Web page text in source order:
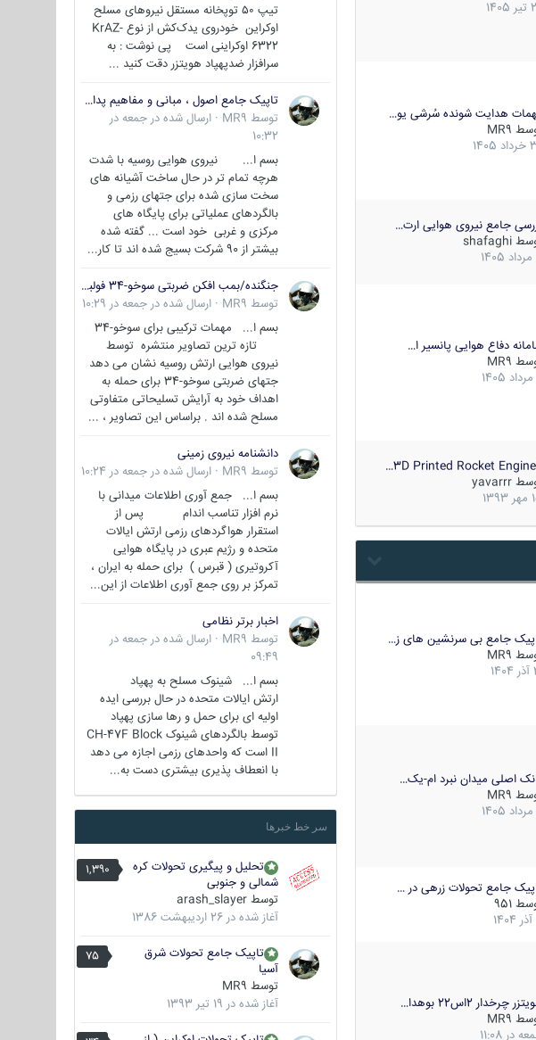
هدایت شونده سُرشی یو…
MR9
جامع نیروی هوایی ارت…
shafaghi
دفاع هوایی پانسیر ا…
MR9
3D Printed Rocket Engine
yavarrr
جامع بی سرنشین های ز…
MR9
اصلی میدان نبرد ام-یک…
MR9
جامع تحولات زرهی در …
951
چرخدار 2اس22 بوهدا…
MR9
در 11:08
تیپ ۵۰ توپخانه مستقل نیروهای مسلح
اوکراین خودروی یدک‌کش از نوع KrAZ-
6322 اوکراینی است پی نوشت : به
سرافزار ضدپهپاد هویتزر دقت کنید ...
تاپیک جامع اصول ، مبانی و مفاهیم پدافند غیر عامل
توسط MR9
· ارسال شده در جمعه در
10:32
بسم ا... نیروی هوایی روسیه با شدت
هرچه تمام تر در حال ساخت آشیانه های
سخت سازی شده برای جتهای رزمی و
بالگردهای عملیاتی برای پایگاه های
مرکزی و غربی خود است ... گفته شده
بیشتر از 90 شرکت بسیج شده اند تا کار...
جنگنده/بمب افکن ضربتی سوخو-34 فولبک ( Sukhoi Su-34/Fullback)
توسط MR9
· ارسال شده در جمعه در 10:29
بسم ا... مهمات ترکیبی برای سوخو-34
تازه ترین تصاویر منتشره توسط
نیروی هوایی ارتش روسیه نشان می دهد
جتهای ضربتی سوخو-34 برای حمله به
اهداف خود به آرایش تسلیحاتی متفاوتی
مسلح شده اند . براساس این تصاویر ، ...
دانشنامه نیروی زمینی
توسط MR9
· ارسال شده در جمعه در 10:24
بسم ا... جمع آوری اطلاعات میدانی با
نرم افزار تناسب اندام پس از
استقرار هواگردهای رزمی ارتش ایالات
متحده و رژیم عبری در پایگاه هوایی
آکروتیری ( قبرس ) برای حمله به ایران ،
تمرکز بر روی جمع آوری اطلاعات از این...
اخبار برتر نظامی
توسط MR9
· ارسال شده در جمعه در
09:49
بسم ا... شینوک مسلح به پهپاد
ارتش ایالات متحده در حال بررسی ایده
اولیه ای برای حمل و رها سازی پهپاد
توسط بالگردهای شینوک CH-47F Block
II است که واحدهای رزمی اجازه می دهد
با انعطاف پذیری بیشتری دست به...
سر خط خبرها
1,390
تحلیل و پیگیری تحولات کره
شمالی و جنوبی
توسط arash_slayer
آغاز شده در 26 اردیبهشت 1386
75
تاپیک جامع تحولات شرق
آسیا
توسط MR9
آغاز شده در 19 تیر 1393